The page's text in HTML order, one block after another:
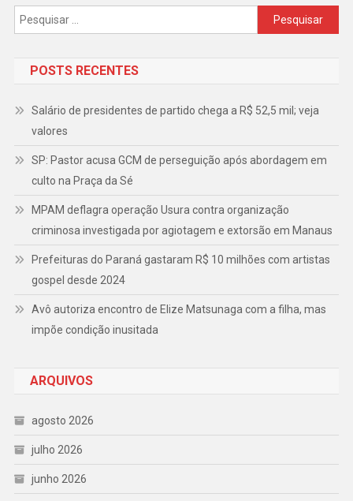
Pesquisar
por:
POSTS RECENTES
Salário de presidentes de partido chega a R$ 52,5 mil; veja
valores
SP: Pastor acusa GCM de perseguição após abordagem em
culto na Praça da Sé
MPAM deflagra operação Usura contra organização
criminosa investigada por agiotagem e extorsão em Manaus
Prefeituras do Paraná gastaram R$ 10 milhões com artistas
gospel desde 2024
Avô autoriza encontro de Elize Matsunaga com a filha, mas
impõe condição inusitada
ARQUIVOS
agosto 2026
julho 2026
junho 2026